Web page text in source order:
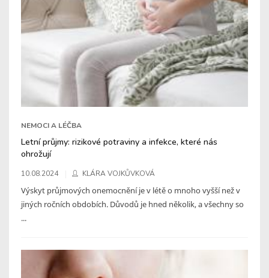
NEMOCI A LÉČBA
Letní průjmy: rizikové potraviny a infekce, které nás
ohrožují
10.08.2024 KLÁRA VOJKŮVKOVÁ
Výskyt průjmových onemocnění je v létě o mnoho vyšší než v
jiných ročních obdobích. Důvodů je hned několik, a všechny so
...